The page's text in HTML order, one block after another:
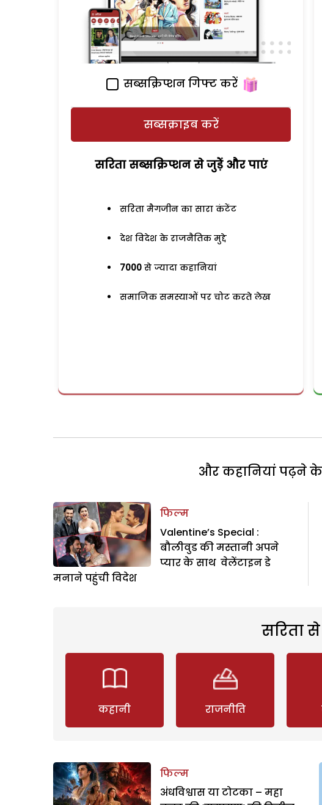
सब्सक्रिप्शन गिफ्ट करें
सब्सक्राइब करें
सरिता सब्सक्रिप्शन से जुड़ेें और पाएं
सरिता मैगजीन का सारा कंटेंट
देश विदेश के राजनैतिक मुद्दे
7000 से ज्यादा कहानियां
समाजिक समस्याओं पर चोट करते लेख
और कहानियां पढ़ने
फिल्म
Valentine’s Special :
बौलीवुड की मस्तानी अपने
प्यार के साथ वेलेंटाइन डे
मनाने पहुंची विदेश
सरिता
कहानी राजनीति
फिल्म
अंधविश्वास या टोटका – महा